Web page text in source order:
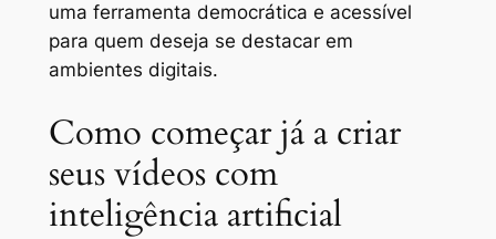
uma ferramenta democrática e acessível
para quem deseja se destacar em
ambientes digitais.
Como começar já a criar
seus vídeos com
inteligência artificial